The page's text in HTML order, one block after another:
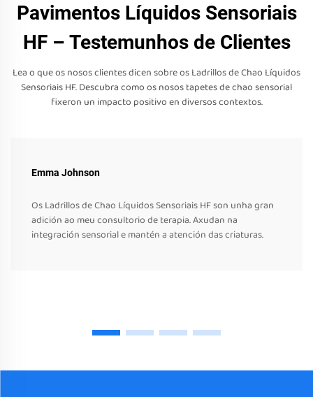
Pavimentos Líquidos Sensoriais
HF – Testemunhos de Clientes
Lea o que os nosos clientes dicen sobre os Ladrillos de Chao Líquidos
Sensoriais HF. Descubra como os nosos tapetes de chao sensorial
fixeron un impacto positivo en diversos contextos.
Emma Johnson
Os Ladrillos de Chao Líquidos Sensoriais HF son unha gran
adición ao meu consultorio de terapia. Axudan na
integración sensorial e mantén a atención das criaturas.